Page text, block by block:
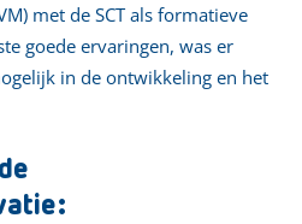
met de SCT als formatieve
goede ervaringen, was er
in de ontwikkeling en het